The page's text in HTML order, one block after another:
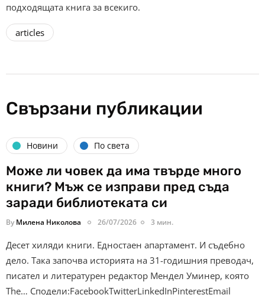
подходящата книга за всекиго.
articles
Свързани публикации
Новини По света
Може ли човек да има твърде много
книги? Мъж се изправи пред съда
заради библиотеката си
By Милена Николова 26/07/2026 3 мин.
Десет хиляди книги. Едностаен апартамент. И съдебно
дело. Така започва историята на 31-годишния преводач,
писател и литературен редактор Мендел Уминер, която
The… Сподели:FacebookTwitterLinkedInPinterestEmail